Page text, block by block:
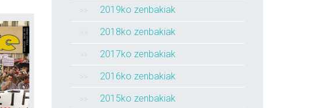
2019ko zenbakiak
2018ko zenbakiak
2017ko zenbakiak
2016ko zenbakiak
2015ko zenbakiak